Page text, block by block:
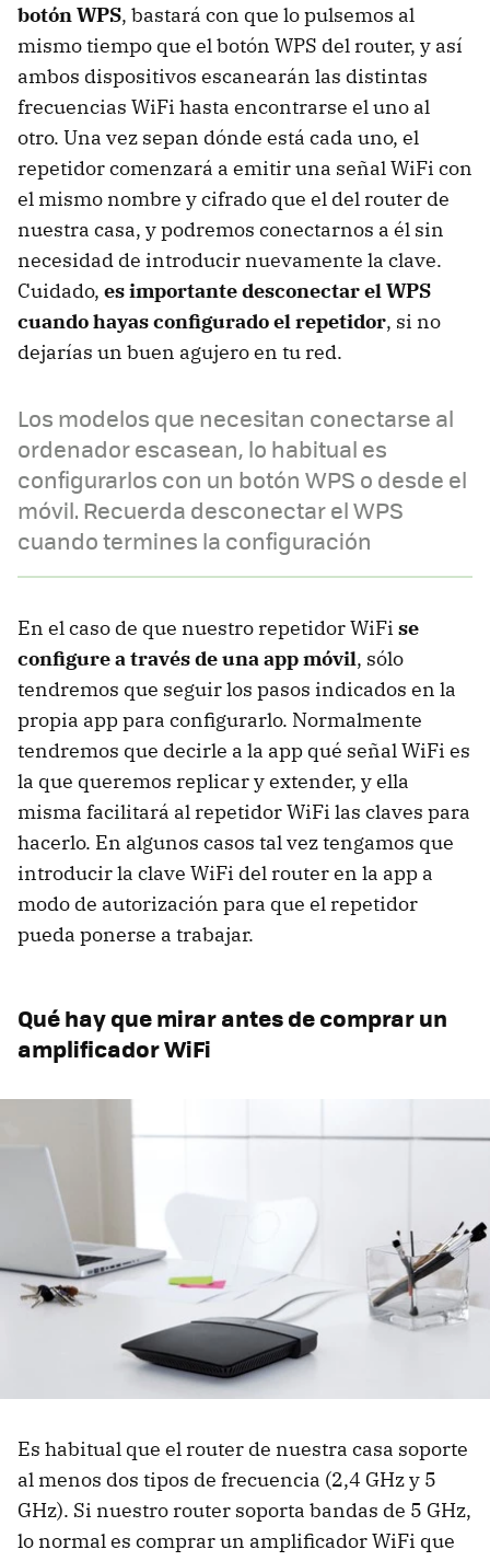
botón WPS, bastará con que lo pulsemos al
mismo tiempo que el botón WPS del router, y así
ambos dispositivos escanearán las distintas
frecuencias WiFi hasta encontrarse el uno al
otro. Una vez sepan dónde está cada uno, el
repetidor comenzará a emitir una señal WiFi con
el mismo nombre y cifrado que el del router de
nuestra casa, y podremos conectarnos a él sin
necesidad de introducir nuevamente la clave.
Cuidado, es importante desconectar el WPS
cuando hayas configurado el repetidor, si no
dejarías un buen agujero en tu red.
Los modelos que necesitan conectarse al
ordenador escasean, lo habitual es
configurarlos con un botón WPS o desde el
móvil. Recuerda desconectar el WPS
cuando termines la configuración
En el caso de que nuestro repetidor WiFi se
configure a través de una app móvil, sólo
tendremos que seguir los pasos indicados en la
propia app para configurarlo. Normalmente
tendremos que decirle a la app qué señal WiFi es
la que queremos replicar y extender, y ella
misma facilitará al repetidor WiFi las claves para
hacerlo. En algunos casos tal vez tengamos que
introducir la clave WiFi del router en la app a
modo de autorización para que el repetidor
pueda ponerse a trabajar.
Qué hay que mirar antes de comprar un
amplificador WiFi
Es habitual que el router de nuestra casa soporte
al menos dos tipos de frecuencia (2,4 GHz y 5
GHz). Si nuestro router soporta bandas de 5 GHz,
lo normal es comprar un amplificador WiFi que